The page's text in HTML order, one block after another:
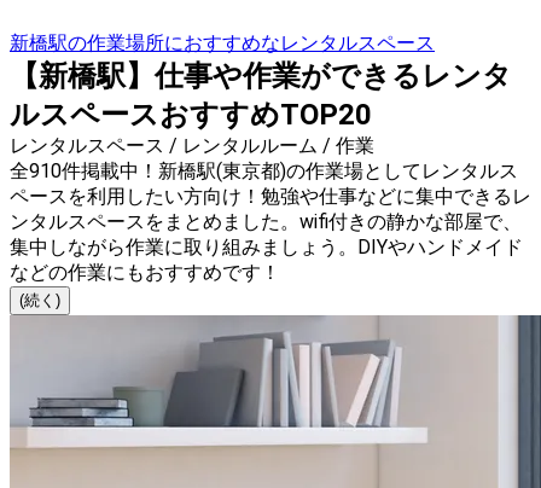
新橋駅の作業場所におすすめなレンタルスペース
【新橋駅】仕事や作業ができるレンタ
ルスペースおすすめTOP20
レンタルスペース / レンタルルーム / 作業
全910件掲載中！新橋駅(東京都)の作業場としてレンタルス
ペースを利用したい方向け！勉強や仕事などに集中できるレ
ンタルスペースをまとめました。wifi付きの静かな部屋で、
集中しながら作業に取り組みましょう。DIYやハンドメイド
などの作業にもおすすめです！
(続く)